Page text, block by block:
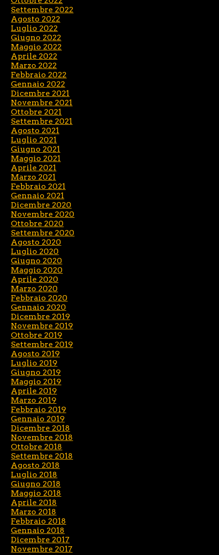
Settembre 2022
Agosto 2022
Luglio 2022
Giugno 2022
Maggio 2022
Aprile 2022
Marzo 2022
Febbraio 2022
Gennaio 2022
Dicembre 2021
Novembre 2021
Ottobre 2021
Settembre 2021
Agosto 2021
Luglio 2021
Giugno 2021
Maggio 2021
Aprile 2021
Marzo 2021
Febbraio 2021
Gennaio 2021
Dicembre 2020
Novembre 2020
Ottobre 2020
Settembre 2020
Agosto 2020
Luglio 2020
Giugno 2020
Maggio 2020
Aprile 2020
Marzo 2020
Febbraio 2020
Gennaio 2020
Dicembre 2019
Novembre 2019
Ottobre 2019
Settembre 2019
Agosto 2019
Luglio 2019
Giugno 2019
Maggio 2019
Aprile 2019
Marzo 2019
Febbraio 2019
Gennaio 2019
Dicembre 2018
Novembre 2018
Ottobre 2018
Settembre 2018
Agosto 2018
Luglio 2018
Giugno 2018
Maggio 2018
Aprile 2018
Marzo 2018
Febbraio 2018
Gennaio 2018
Dicembre 2017
Novembre 2017